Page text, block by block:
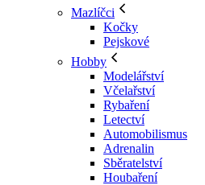
Mazlíčci
Kočky
Pejskové
Hobby
Modelářství
Včelařství
Rybaření
Letectví
Automobilismus
Adrenalin
Sběratelství
Houbaření